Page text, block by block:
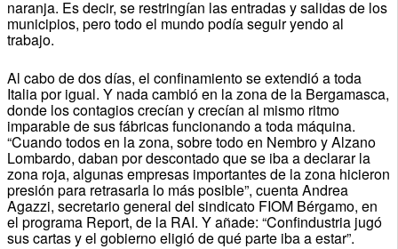
naranja. Es decir, se restringían las entradas y salidas de los
municipios, pero todo el mundo podía seguir yendo al
trabajo.
Al cabo de dos días, el confinamiento se extendió a toda
Italia por igual. Y nada cambió en la zona de la Bergamasca,
donde los contagios crecían y crecían al mismo ritmo
imparable de sus fábricas funcionando a toda máquina.
“Cuando todos en la zona, sobre todo en Nembro y Alzano
Lombardo, daban por descontado que se iba a declarar la
zona roja, algunas empresas importantes de la zona hicieron
presión para retrasarla lo más posible”, cuenta Andrea
Agazzi, secretario general del sindicato FIOM Bérgamo, en
el programa Report, de la RAI. Y añade: “Confindustria jugó
sus cartas y el gobierno eligió de qué parte iba a estar”.